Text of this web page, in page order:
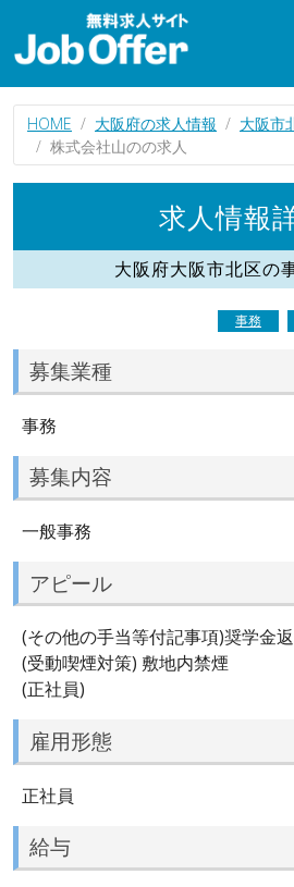
HOME 大阪府の求人情報
大阪市
株式会社山のの求人
求人情報
大阪府大阪市北区の
事務
募集業種
事務
募集内容
一般事務
アピール
(その他の手当等付記事項)奨学金
(受動喫煙対策) 敷地内禁煙
(正社員)
雇用形態
正社員
給与